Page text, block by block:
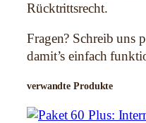
T
l
e
n
Rücktrittsrecht.
Fragen? Schreib uns
damit’s einfach
verwandte Produkte